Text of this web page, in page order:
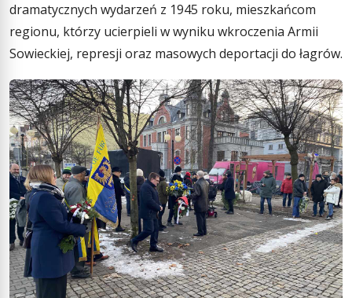
dramatycznych wydarzeń z 1945 roku, mieszkańcom
regionu, którzy ucierpieli w wyniku wkroczenia Armii
Sowieckiej, represji oraz masowych deportacji do łagrów.